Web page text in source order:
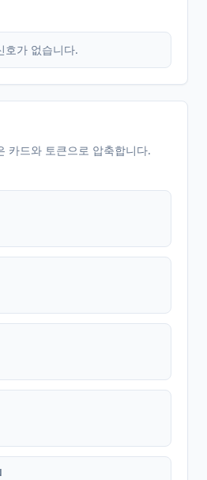
가 없습니다.
카드와 토큰으로 압축합니다.